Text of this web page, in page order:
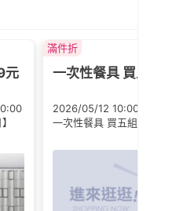
元
滿件折
一次性餐具 買五組折
2026/05/12 10:00~2026/
一次性餐具 買五組折扣60元